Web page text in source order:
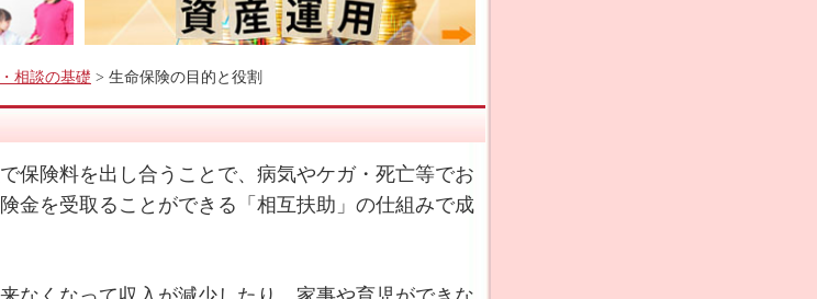
相談の基礎 > 生命保険の目的と役割
保険料を出し合うことで、病気やケガ・死亡等でお
金を受取ることができる「相互扶助」の仕組みで成